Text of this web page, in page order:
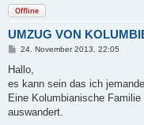
Offline
UMZUG VON
B
i
r
a
24. November 2013, 22:05
Hallo,
es kann sein das ich
Eine Kolumbianische
auswandert.